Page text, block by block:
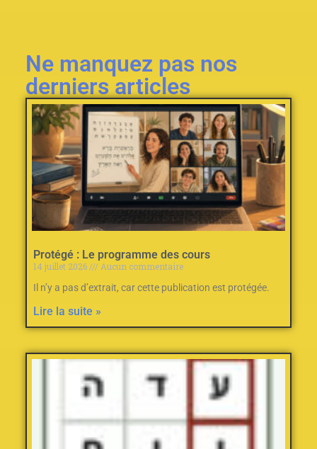
Ne manquez pas nos
derniers articles
Protégé : Le programme des cours
14 juillet 2026
Aucun commentaire
Il n’y a pas d’extrait, car cette publication est protégée.
Lire la suite »